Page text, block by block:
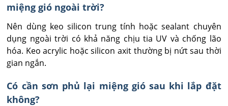
miệng gió ngoài trời?
Nên dùng keo silicon trung tính hoặc sealant chuyên
dụng ngoài trời có khả năng chịu tia UV và chống lão
hóa. Keo acrylic hoặc silicon axit thường bị nứt sau thời
gian ngắn.
Có cần sơn phủ lại miệng gió sau khi lắp đặt
không?